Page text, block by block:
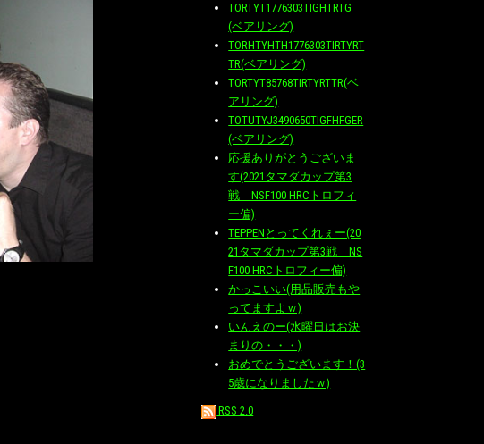
TORTYT1776303TIGHTRTG
(ベアリング)
TORHTYHTH1776303TIRTYRT
TR(ベアリング)
TORTYT85768TIRTYRTTR(ベ
アリング)
TOTUTYJ3490650TIGFHFGER
(ベアリング)
応援ありがとうございま
す(2021タマダカップ第3
戦 NSF100 HRCトロフィ
ー偏)
TEPPENとってくれぇー(20
21タマダカップ第3戦 NS
F100 HRCトロフィー偏)
かっこいい(用品販売もや
ってますよｗ)
いんえのー(水曜日はお決
まりの・・・)
おめでとうございます！(3
5歳になりましたｗ)
RSS 2.0